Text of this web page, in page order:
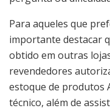
Para aqueles que
importante destacar
obtido em outras
revendedores
estoque de produtos
técnico, além de